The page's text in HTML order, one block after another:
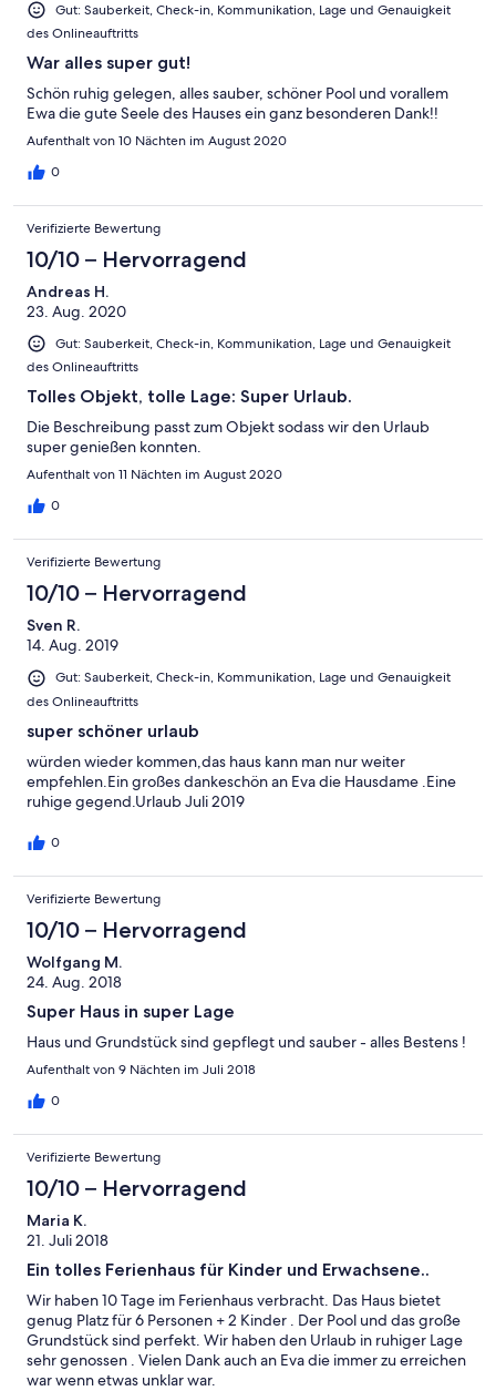
Gut: Sauberkeit, Check-in, Kommunikation, Lage und Genauigkeit
des Onlineauftritts
War alles super gut!
Schön ruhig gelegen, alles sauber, schöner Pool und vorallem
Ewa die gute Seele des Hauses ein ganz besonderen Dank!!
Aufenthalt von 10 Nächten im August 2020
0
Verifizierte Bewertung
10/10 – Hervorragend
Andreas H.
23. Aug. 2020
Gut: Sauberkeit, Check-in, Kommunikation, Lage und Genauigkeit
des Onlineauftritts
Tolles Objekt, tolle Lage: Super Urlaub.
Die Beschreibung passt zum Objekt sodass wir den Urlaub
super genießen konnten.
Aufenthalt von 11 Nächten im August 2020
0
Verifizierte Bewertung
10/10 – Hervorragend
Sven R.
14. Aug. 2019
Gut: Sauberkeit, Check-in, Kommunikation, Lage und Genauigkeit
des Onlineauftritts
super schöner urlaub
würden wieder kommen,das haus kann man nur weiter
empfehlen.Ein großes dankeschön an Eva die Hausdame .Eine
ruhige gegend.Urlaub Juli 2019
0
Verifizierte Bewertung
10/10 – Hervorragend
Wolfgang M.
24. Aug. 2018
Super Haus in super Lage
Haus und Grundstück sind gepflegt und sauber - alles Bestens !
Aufenthalt von 9 Nächten im Juli 2018
0
Verifizierte Bewertung
10/10 – Hervorragend
Maria K.
21. Juli 2018
Ein tolles Ferienhaus für Kinder und Erwachsene..
Wir haben 10 Tage im Ferienhaus verbracht. Das Haus bietet
genug Platz für 6 Personen + 2 Kinder . Der Pool und das große
Grundstück sind perfekt. Wir haben den Urlaub in ruhiger Lage
sehr genossen . Vielen Dank auch an Eva die immer zu erreichen
war wenn etwas unklar war.